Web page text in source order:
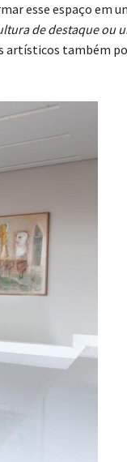
esse espaço em
de destaque ou
artísticos também